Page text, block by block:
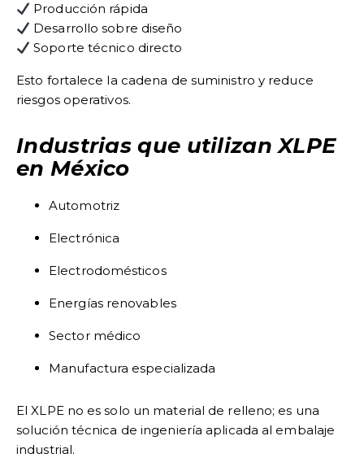
Producción rápida
Desarrollo sobre diseño
Soporte técnico directo
Esto fortalece la cadena de suministro y reduce
riesgos operativos.
Industrias que utilizan XLPE
en México
Automotriz
Electrónica
Electrodomésticos
Energías renovables
Sector médico
Manufactura especializada
El XLPE no es solo un material de relleno; es una
solución técnica de ingeniería aplicada al embalaje
industrial.